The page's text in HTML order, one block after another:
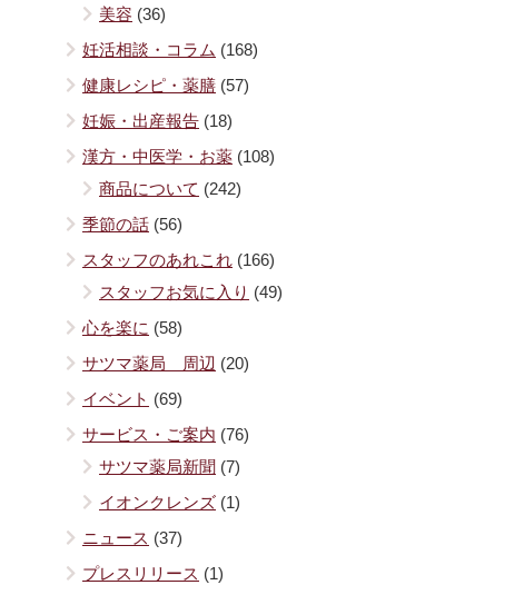
美容 (36)
妊活相談・コラム (168)
健康レシピ・薬膳 (57)
妊娠・出産報告 (18)
漢方・中医学・お薬 (108)
商品について (242)
季節の話 (56)
スタッフのあれこれ (166)
スタッフお気に入り (49)
心を楽に (58)
サツマ薬局 周辺 (20)
イベント (69)
サービス・ご案内 (76)
サツマ薬局新聞 (7)
イオンクレンズ (1)
ニュース (37)
プレスリリース (1)